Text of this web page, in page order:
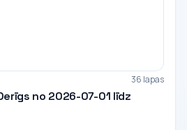
36 lapas
no 2026-07-01 līdz